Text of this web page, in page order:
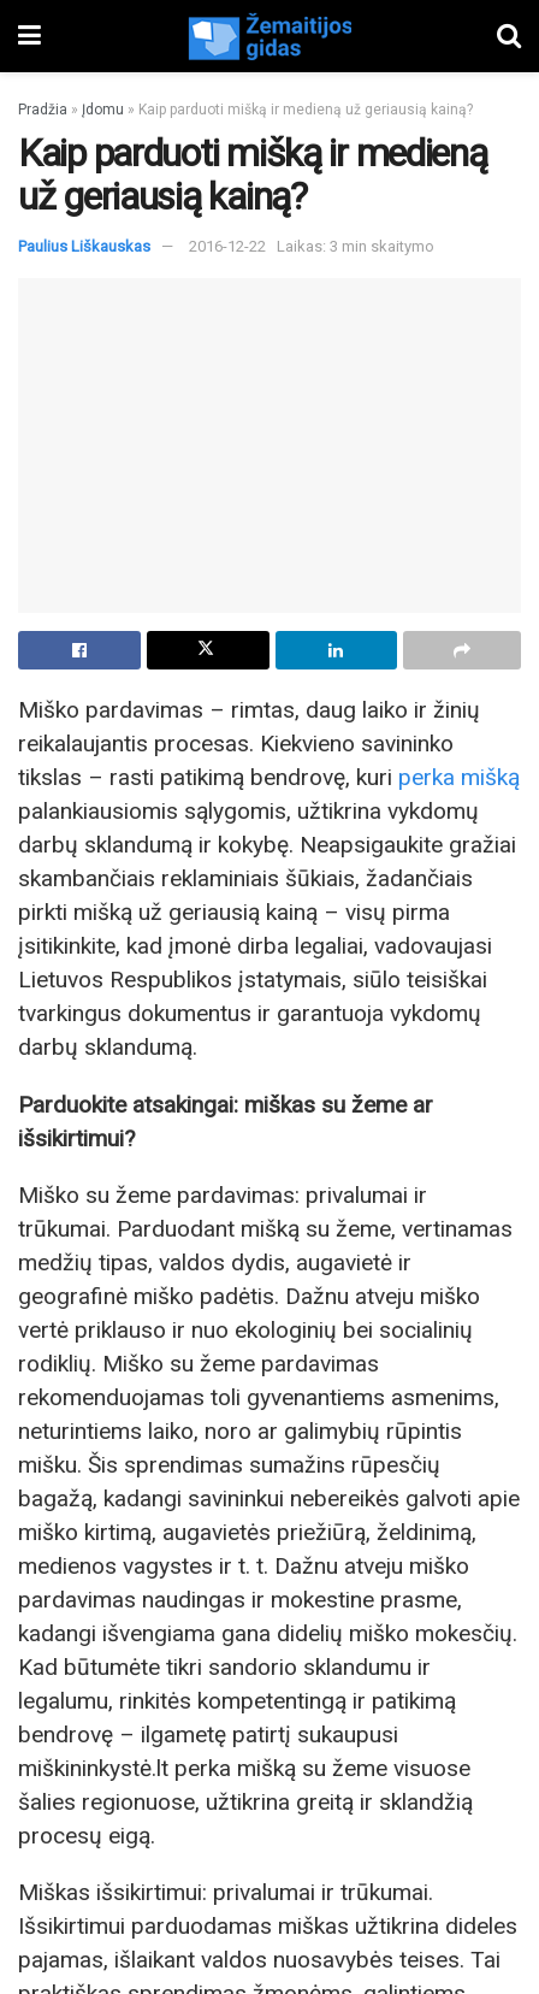
Pradžia » Įdomu » Kaip parduoti mišką ir medieną už geriausią kainą?
Kaip parduoti mišką ir medieną
už geriausią kainą?
Paulius Liškauskas 2016-12-22 Laikas: 3 min skaitymo
Miško pardavimas – rimtas, daug laiko ir žinių
reikalaujantis procesas. Kiekvieno savininko
tikslas – rasti patikimą bendrovę, kuri perka mišką
palankiausiomis sąlygomis, užtikrina vykdomų
darbų sklandumą ir kokybę. Neapsigaukite gražiai
skambančiais reklaminiais šūkiais, žadančiais
pirkti mišką už geriausią kainą – visų pirma
įsitikinkite, kad įmonė dirba legaliai, vadovaujasi
Lietuvos Respublikos įstatymais, siūlo teisiškai
tvarkingus dokumentus ir garantuoja vykdomų
darbų sklandumą.
Parduokite atsakingai: miškas su žeme ar
išsikirtimui?
Miško su žeme pardavimas: privalumai ir
trūkumai. Parduodant mišką su žeme, vertinamas
medžių tipas, valdos dydis, augavietė ir
geografinė miško padėtis. Dažnu atveju miško
vertė priklauso ir nuo ekologinių bei socialinių
rodiklių. Miško su žeme pardavimas
rekomenduojamas toli gyvenantiems asmenims,
neturintiems laiko, noro ar galimybių rūpintis
mišku. Šis sprendimas sumažins rūpesčių
bagažą, kadangi savininkui nebereikės galvoti apie
miško kirtimą, augavietės priežiūrą, želdinimą,
medienos vagystes ir t. t. Dažnu atveju miško
pardavimas naudingas ir mokestine prasme,
kadangi išvengiama gana didelių miško mokesčių.
Kad būtumėte tikri sandorio sklandumu ir
legalumu, rinkitės kompetentingą ir patikimą
bendrovę – ilgametę patirtį sukaupusi
miškininkystė.lt perka mišką su žeme visuose
šalies regionuose, užtikrina greitą ir sklandžią
procesų eigą.
Miškas išsikirtimui: privalumai ir trūkumai.
Išsikirtimui parduodamas miškas užtikrina dideles
pajamas, išlaikant valdos nuosavybės teises. Tai